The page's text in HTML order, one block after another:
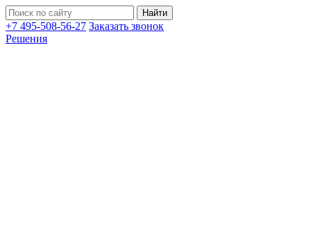
+7 495-508-56-27 Заказать звонок
Решения